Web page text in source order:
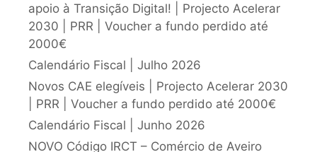
apoio à Transição Digital! | Projecto Acelerar
2030 | PRR | Voucher a fundo perdido até
2000€
Calendário Fiscal | Julho 2026
Novos CAE elegíveis | Projecto Acelerar 2030
| PRR | Voucher a fundo perdido até 2000€
Calendário Fiscal | Junho 2026
NOVO Código IRCT – Comércio de Aveiro